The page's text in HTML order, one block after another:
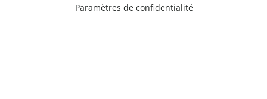
Paramètres de confidentialité